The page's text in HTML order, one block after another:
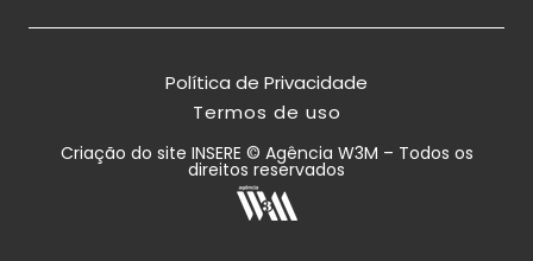
Política de Privacidade
Termos de uso
Criação do site INSERE © Agência W3M – Todos os
direitos reservados